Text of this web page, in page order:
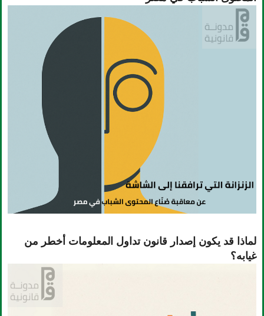
لماذا قد يكون إصدار قانون تداول المعلومات أخطر من
غيابه؟